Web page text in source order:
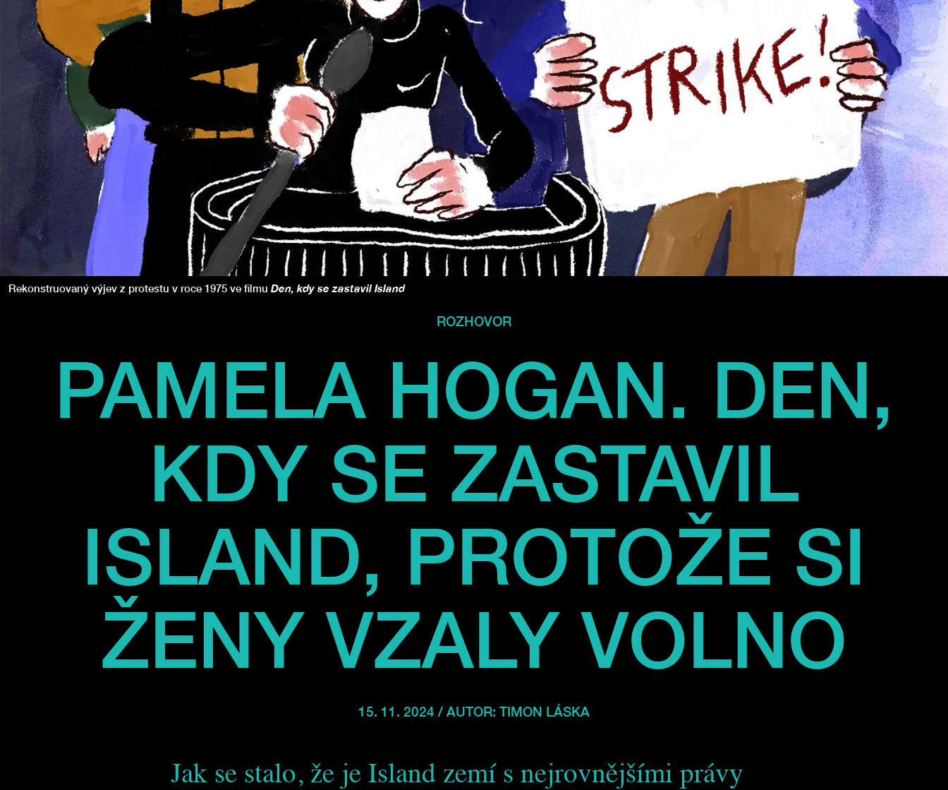
Rekonstruovaný výjev z protestu v roce 1975 ve filmu Den, kdy se zastavil Island
ROZHOVOR
PAMELA HOGAN. DEN,
KDY SE ZASTAVIL
ISLAND, PROTOŽE SI
ŽENY VZALY VOLNO
15. 11. 2024 / AUTOR: TIMON LÁSKA
Jak se stalo, že je Island zemí s nejrovnějšími právy